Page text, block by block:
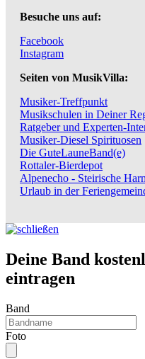
Besuche uns auf:
Facebook
Instagram
Seiten von MusikVilla:
Musiker-Treffpunkt
Musikschulen in Deiner
Ratgeber und Experten-
Musiker-Diesel Spirituosen
Die GuteLauneBand(e)
Rottaler-Bierdepot
Alpenecho - Steirische
Urlaub in der
Deine Band
eintragen
Band
Foto